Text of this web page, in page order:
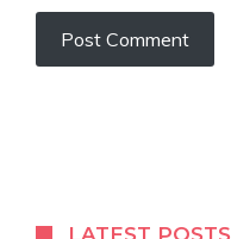
LATEST POSTS